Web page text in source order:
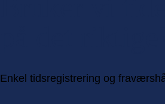
Enkel tidsregistrering og